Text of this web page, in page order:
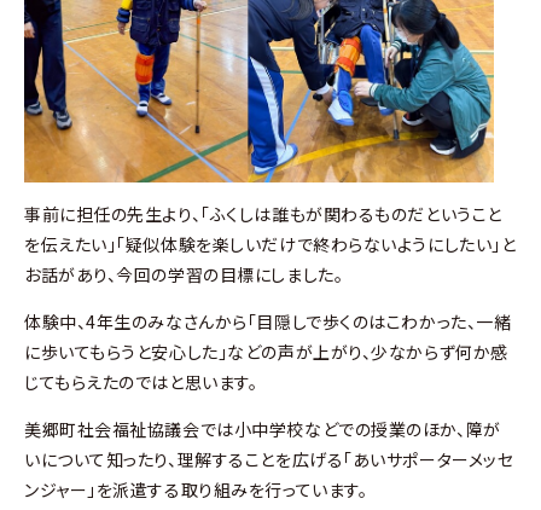
事前に担任の先生より、「ふくしは誰もが関わるものだということ
を伝えたい」「疑似体験を楽しいだけで終わらないようにしたい」と
お話があり、今回の学習の目標にしました。
体験中、4年生のみなさんから「目隠しで歩くのはこわかった、一緒
に歩いてもらうと安心した」などの声が上がり、少なからず何か感
じてもらえたのではと思います。
美郷町社会福祉協議会では小中学校などでの授業のほか、障が
いについて知ったり、理解することを広げる「あいサポーターメッセ
ンジャー」を派遣する取り組みを行っています。